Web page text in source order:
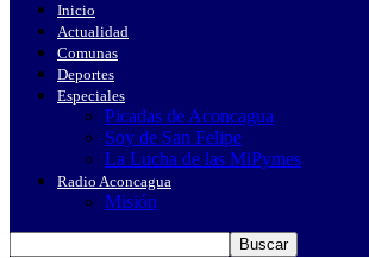
Inicio
Actualidad
Comunas
Deportes
Especiales
Picadas de Aconcagua
Soy de San Felipe
La Lucha de las MiPymes
Radio Aconcagua
Misión